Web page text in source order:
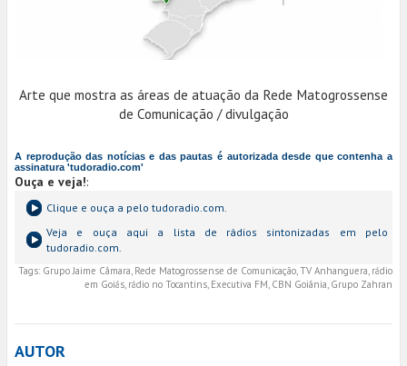
Arte que mostra as áreas de atuação da Rede Matogrossense
de Comunicação / divulgação
A reprodução das notícias e das pautas é autorizada desde que contenha a
assinatura 'tudoradio.com'
Ouça e veja!:
Clique e ouça a pelo tudoradio.com.
Veja e ouça aqui a lista de rádios sintonizadas em pelo
tudoradio.com.
Tags: Grupo Jaime Câmara, Rede Matogrossense de Comunicação, TV Anhanguera, rádio
em Goiás, rádio no Tocantins, Executiva FM, CBN Goiânia, Grupo Zahran
AUTOR